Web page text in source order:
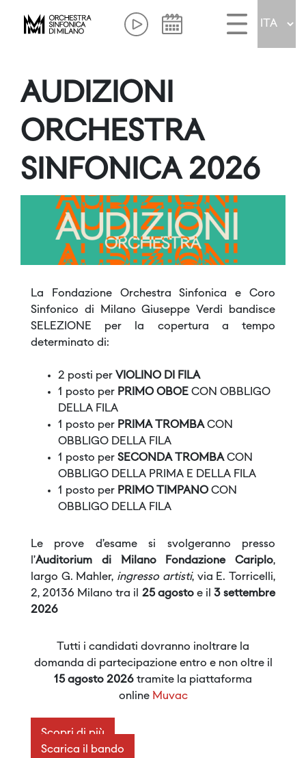
AUDIZIONI
ORCHESTRA
SINFONICA 2026
La Fondazione Orchestra Sinfonica e Coro
Sinfonico di Milano Giuseppe Verdi bandisce
SELEZIONE per la copertura a tempo
determinato di:
2 posti per VIOLINO DI FILA
1 posto per PRIMO OBOE CON OBBLIGO
DELLA FILA
1 posto per PRIMA TROMBACON
OBBLIGO DELLA FILA
1 posto per SECONDA TROMBACON
OBBLIGO DELLA PRIMA E DELLA FILA
1 posto per PRIMO TIMPANOCON
OBBLIGO DELLA FILA
Le prove d’esame si svolgeranno presso
l’Auditorium di Milano Fondazione Cariplo,
largo G. Mahler, ingresso artisti, via E. Torricelli,
2, 20136 Milano tra il 25 agostoe il 3 settembre
2026
Tutti i candidati dovranno inoltrare la
domanda di partecipazione entro e non oltre il
15 agosto 2026 tramite la piattaforma
online Muvac
Scopri di più
Scarica il bando